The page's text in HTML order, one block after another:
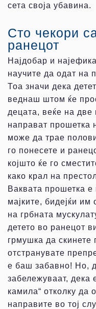
сета своја убавина.
Сто чекори
ранецот
Најдобар и
научите да одат на
Тоа значи дека
веднаш штом ќе
децата, веќе на две
направат прошетка
може да трае
го понесете и
којшто ќе го
како крал на
Ваквата прошетка е
мајките, бидејќи
на грбната
детето во ранецот
грмушка да скинете
отстранувате
е баш забавно! Но,
забележуваат, дека
камила“ отколку да
направите во тој